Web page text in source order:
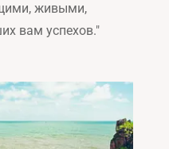
живыми,
вам успехов."